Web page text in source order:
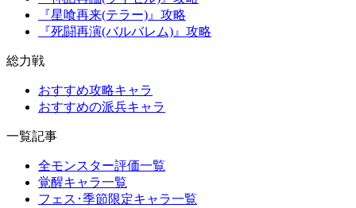
『星喰再来(テラー)』攻略
『死闘再演(バルバレム)』攻略
総力戦
おすすめ攻略キャラ
おすすめの派兵キャラ
一覧記事
全モンスター評価一覧
覚醒キャラ一覧
フェス･季節限定キャラ一覧